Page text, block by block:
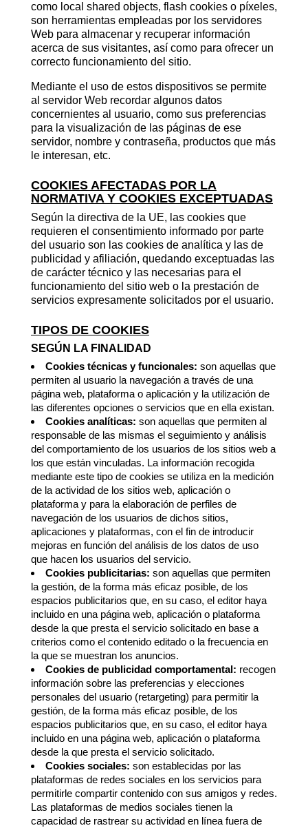
como local shared objects, flash cookies o píxeles,
son herramientas empleadas por los servidores
Web para almacenar y recuperar información
acerca de sus visitantes, así como para ofrecer un
correcto funcionamiento del sitio.
Mediante el uso de estos dispositivos se permite
al servidor Web recordar algunos datos
concernientes al usuario, como sus preferencias
para la visualización de las páginas de ese
servidor, nombre y contraseña, productos que más
le interesan, etc.
COOKIES AFECTADAS POR LA
NORMATIVA Y COOKIES EXCEPTUADAS
Según la directiva de la UE, las cookies que
requieren el consentimiento informado por parte
del usuario son las cookies de analítica y las de
publicidad y afiliación, quedando exceptuadas las
de carácter técnico y las necesarias para el
funcionamiento del sitio web o la prestación de
servicios expresamente solicitados por el usuario.
TIPOS DE COOKIES
SEGÚN LA FINALIDAD
Cookies técnicas y funcionales: son aquellas que
permiten al usuario la navegación a través de una
página web, plataforma o aplicación y la utilización de
las diferentes opciones o servicios que en ella existan.
Cookies analíticas: son aquellas que permiten al
responsable de las mismas el seguimiento y análisis
del comportamiento de los usuarios de los sitios web a
los que están vinculadas. La información recogida
mediante este tipo de cookies se utiliza en la medición
de la actividad de los sitios web, aplicación o
plataforma y para la elaboración de perfiles de
navegación de los usuarios de dichos sitios,
aplicaciones y plataformas, con el fin de introducir
mejoras en función del análisis de los datos de uso
que hacen los usuarios del servicio.
Cookies publicitarias: son aquellas que permiten
la gestión, de la forma más eficaz posible, de los
espacios publicitarios que, en su caso, el editor haya
incluido en una página web, aplicación o plataforma
desde la que presta el servicio solicitado en base a
criterios como el contenido editado o la frecuencia en
la que se muestran los anuncios.
Cookies de publicidad comportamental: recogen
información sobre las preferencias y elecciones
personales del usuario (retargeting) para permitir la
gestión, de la forma más eficaz posible, de los
espacios publicitarios que, en su caso, el editor haya
incluido en una página web, aplicación o plataforma
desde la que presta el servicio solicitado.
Cookies sociales: son establecidas por las
plataformas de redes sociales en los servicios para
permitirle compartir contenido con sus amigos y redes.
Las plataformas de medios sociales tienen la
capacidad de rastrear su actividad en línea fuera de